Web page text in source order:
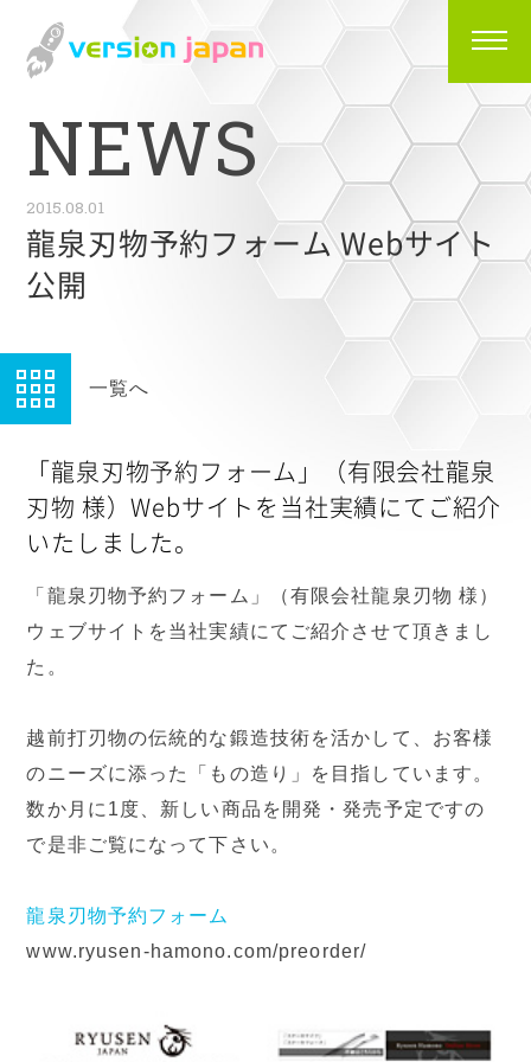
NEWS
2015.08.01
龍泉刃物予約フォーム Webサイト
公開
一覧へ
「龍泉刃物予約フォーム」（有限会社龍泉
刃物 様）Webサイトを当社実績にてご紹介
いたしました。
「龍泉刃物予約フォーム」（有限会社龍泉刃物 様）
ウェブサイトを当社実績にてご紹介させて頂きまし
た。
越前打刃物の伝統的な鍛造技術を活かして、お客様
のニーズに添った「もの造り」を目指しています。
数か月に1度、新しい商品を開発・発売予定ですの
で是非ご覧になって下さい。
龍泉刃物予約フォーム
www.ryusen-hamono.com/preorder/